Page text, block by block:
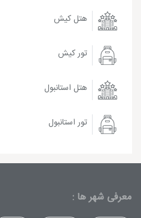
هتل کیش
تور کیش
هتل استانبول
تور استانبول
معرفی شهر ها :